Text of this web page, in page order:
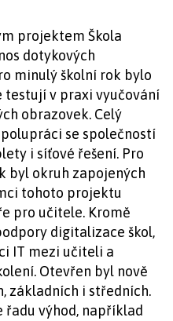
projektem Škola
dotykových
minulý školní rok bylo
testují v praxi vyučování
obrazovek. Celý
se společností
i síťové řešení. Pro
byl okruh zapojených
tohoto projektu
pro učitele. Kromě
digitalizace škol,
IT mezi učiteli a
Otevřen byl nově
základních i středních.
řadu výhod, například